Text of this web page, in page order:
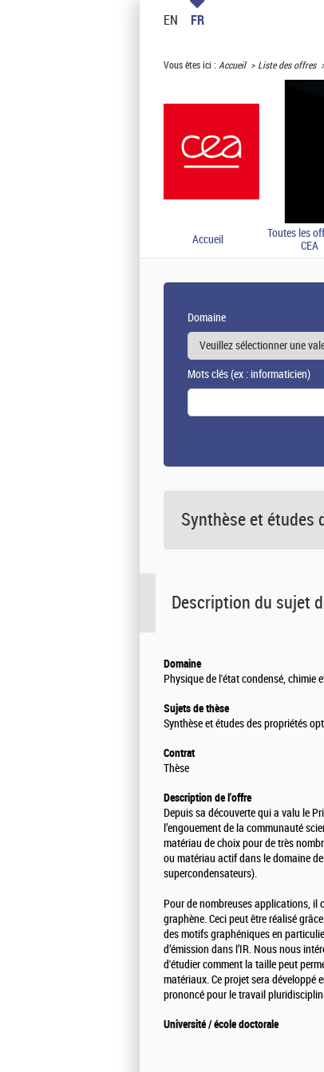
EN FR
Vous êtes ici : Accueil Liste des offres
Accueil
Toutes les
CEA
Domaine
Mots clés(ex : informaticien)
Synthèse et études
Description du sujet
Domaine
Physique de l'état condensé, chimie
Sujets de thèse
Synthèse et études des propriétés
Contrat
Thèse
Description de l'offre
Depuis sa découverte qui a valu le
l’engouement de la communauté
matériau de choix pour de très
ou matériau actif dans le domaine
supercondensateurs).
Pour de nombreuses applications, il
graphène. Ceci peut être réalisé
des motifs graphéniques en
d’émission dans l’IR. Nous nous
d'étudier comment la taille peut
matériaux. Ce projet sera
prononcé pour le travail
Université / école doctorale